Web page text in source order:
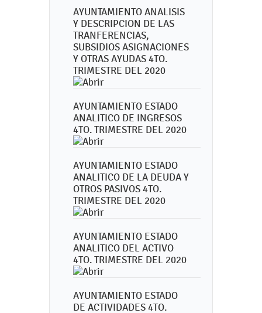
AYUNTAMIENTO ANALISIS
Y DESCRIPCION DE LAS
TRANFERENCIAS,
SUBSIDIOS ASIGNACIONES
Y OTRAS AYUDAS 4TO.
TRIMESTRE DEL 2020
AYUNTAMIENTO ESTADO
ANALITICO DE INGRESOS
4TO. TRIMESTRE DEL 2020
AYUNTAMIENTO ESTADO
ANALITICO DE LA DEUDA Y
OTROS PASIVOS 4TO.
TRIMESTRE DEL 2020
AYUNTAMIENTO ESTADO
ANALITICO DEL ACTIVO
4TO. TRIMESTRE DEL 2020
AYUNTAMIENTO ESTADO
DE ACTIVIDADES 4TO.